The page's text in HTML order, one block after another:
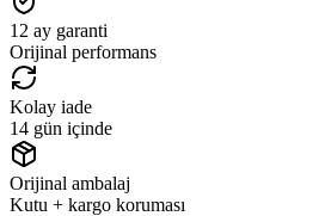
12 ay garanti
Orijinal performans
Kolay iade
14 gün içinde
Orijinal ambalaj
Kutu + kargo koruması